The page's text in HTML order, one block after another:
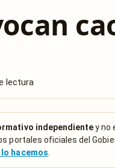
lectura
independientey no
portales oficiales del
hacemos